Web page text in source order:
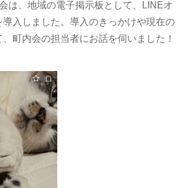
は、地域の電子掲示板として、LINEオ
導入しました。導入のきっかけや現在の
町内会の担当者にお話を伺いました！